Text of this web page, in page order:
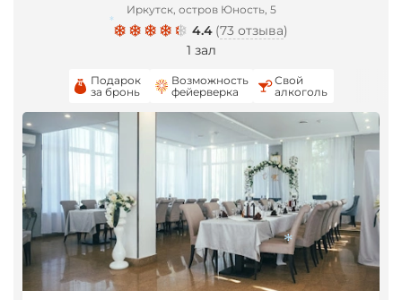
Иркутск, остров Юность, 5
4.4 (73 отзыва)
1 зал
Подарок
за бронь
Возможность
фейерверка
Свой
алкоголь
*